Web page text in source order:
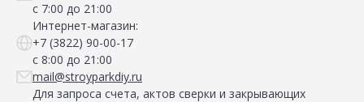
с 7:00 до 21:00
Интернет-магазин:
+7 (3822) 90-00-17
с 8:00 до 21:00
mail@stroyparkdiy.ru
Для запроса счета, актов сверки и закрывающих